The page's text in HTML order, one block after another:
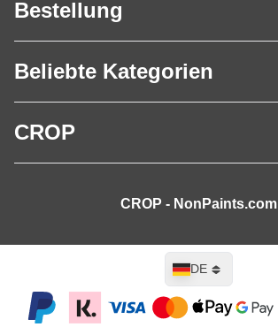
Bestellung
Beliebte Kategorien
CROP
CROP - NonPaints.com
Sprache
DE